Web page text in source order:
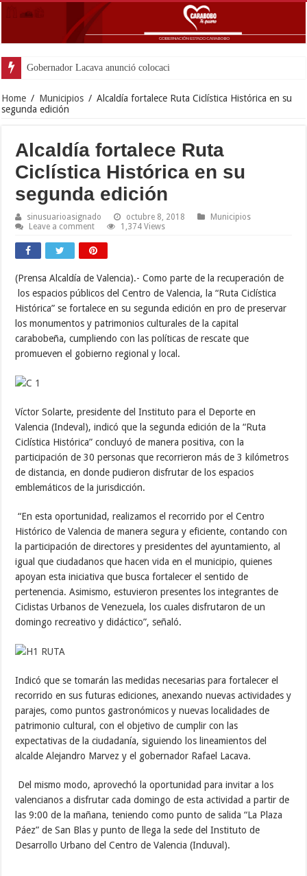
Gobernador Lacava anunció colocación de más de
Home / Municipios / Alcaldía fortalece Ruta Ciclística Histórica en su
segunda edición
Alcaldía fortalece Ruta
Ciclística Histórica en su
segunda edición
sinusuarioasignado octubre 8, 2018
Municipios
Leave a comment
1,374 Views
(Prensa Alcaldía de Valencia).- Como parte de la recuperación de
los espacios públicos del Centro de Valencia, la “Ruta Ciclística
Histórica” se fortalece en su segunda edición en pro de preservar
los monumentos y patrimonios culturales de la capital
carabobeña, cumpliendo con las políticas de rescate que
promueven el gobierno regional y local.
Víctor Solarte, presidente del Instituto para el Deporte en
Valencia (Indeval), indicó que la segunda edición de la “Ruta
Ciclística Histórica” concluyó de manera positiva, con la
participación de 30 personas que recorrieron más de 3 kilómetros
de distancia, en donde pudieron disfrutar de los espacios
emblemáticos de la jurisdicción.
“En esta oportunidad, realizamos el recorrido por el Centro
Histórico de Valencia de manera segura y eficiente, contando con
la participación de directores y presidentes del ayuntamiento, al
igual que ciudadanos que hacen vida en el municipio, quienes
apoyan esta iniciativa que busca fortalecer el sentido de
pertenencia. Asimismo, estuvieron presentes los integrantes de
Ciclistas Urbanos de Venezuela, los cuales disfrutaron de un
domingo recreativo y didáctico”, señaló.
Indicó que se tomarán las medidas necesarias para fortalecer el
recorrido en sus futuras ediciones, anexando nuevas actividades y
parajes, como puntos gastronómicos y nuevas localidades de
patrimonio cultural, con el objetivo de cumplir con las
expectativas de la ciudadanía, siguiendo los lineamientos del
alcalde Alejandro Marvez y el gobernador Rafael Lacava.
Del mismo modo, aprovechó la oportunidad para invitar a los
valencianos a disfrutar cada domingo de esta actividad a partir de
las 9:00 de la mañana, teniendo como punto de salida “La Plaza
Páez” de San Blas y punto de llega la sede del Instituto de
Desarrollo Urbano del Centro de Valencia (Induval).